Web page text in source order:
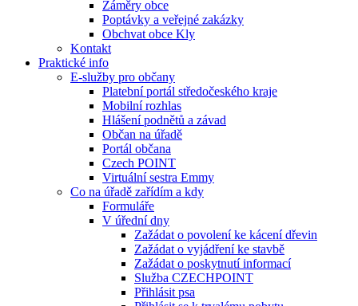
Záměry obce
Poptávky a veřejné zakázky
Obchvat obce Kly
Kontakt
Praktické info
E-služby pro občany
Platební portál středočeského kraje
Mobilní rozhlas
Hlášení podnětů a závad
Občan na úřadě
Portál občana
Czech POINT
Virtuální sestra Emmy
Co na úřadě zařídím a kdy
Formuláře
V úřední dny
Zažádat o povolení ke kácení dřevin
Zažádat o vyjádření ke stavbě
Zažádat o poskytnutí informací
Služba CZECHPOINT
Přihlásit psa